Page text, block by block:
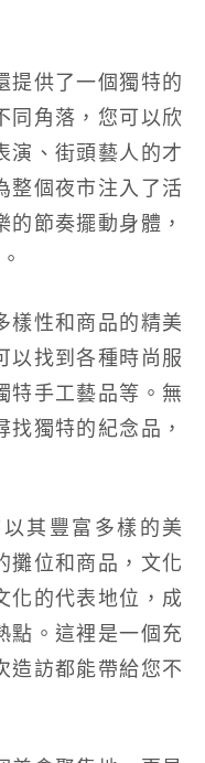
提供了一個獨特的
同角落，您可以欣
演、街頭藝人的才
整個夜市注入了活
節奏擺動身體，
樣性和商品的精美
以找到各種時尚服
特手工藝品等。無
獨特的紀念品，
其豐富多樣的美
攤位和商品，文化
化的代表地位，成
點。這裡是一個充
造訪都能帶給您不